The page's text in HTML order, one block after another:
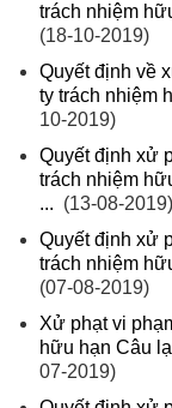
trách nhiệm
(18-10-2019)
Quyết định về
ty trách nhiệm
10-2019)
Quyết định xử
trách nhiệm
... (13-08-2019)
Quyết định xử
trách nhiệm
(07-08-2019)
Xử phạt vi
hữu hạn Câu
07-2019)